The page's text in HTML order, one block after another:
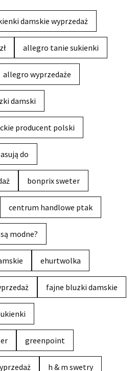
damskie wyprzedaż
allegro tanie sukienki
allegro wyprzedaże
damski
producent polski
do
bonprix sweter
centrum handlowe ptak
modne?
ehurtwolka
fajne bluzki damskie
greenpoint
h & m swetry